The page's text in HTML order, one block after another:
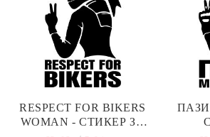
RESPECT FOR BIKERS
WOMAN - СТИКЕР ЗА